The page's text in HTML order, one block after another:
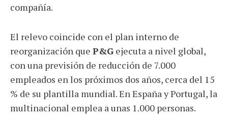
compañía.
El relevo coincide con el plan interno de
reorganización que P&G ejecuta a nivel global,
con una previsión de reducción de 7.000
empleados en los próximos dos años, cerca del 15
% de su plantilla mundial. En España y Portugal, la
multinacional emplea a unas 1.000 personas.